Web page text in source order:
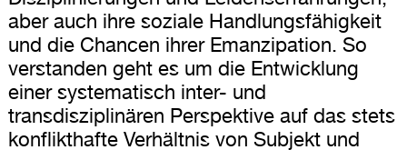
aber auch ihre soziale Handlungsfähigkeit
und die Chancen ihrer Emanzipation. So
verstanden geht es um die Entwicklung
einer systematisch inter- und
transdisziplinären Perspektive auf das stets
konflikthafte Verhältnis von Subjekt und